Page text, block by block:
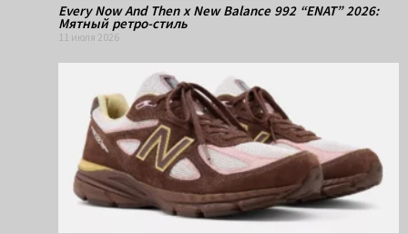
Every Now And Then x New Balance 992 “ENAT” 2026:
Мятный ретро-стиль
11 июля 2026